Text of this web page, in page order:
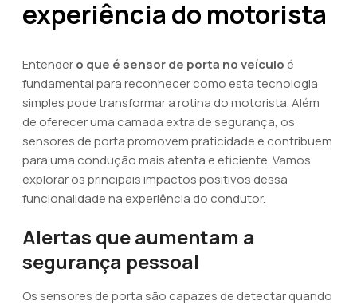
experiência do motorista
Entendero que é sensor de porta no veículo é
fundamental para reconhecer como esta tecnologia
simples pode transformar a rotina do motorista. Além
de oferecer uma camada extra de segurança, os
sensores de porta promovem praticidade e contribuem
para uma condução mais atenta e eficiente. Vamos
explorar os principais impactos positivos dessa
funcionalidade na experiência do condutor.
Alertas que aumentam a
segurança pessoal
Os sensores de porta são capazes de detectar quando